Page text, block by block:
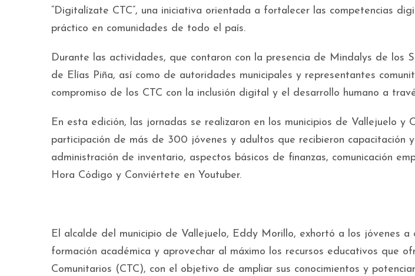
“Digitalízate CTC”, una iniciativa orientada a fortalecer las competencias
práctico en comunidades de todo el país.
Durante las actividades, que contaron con la presencia de Mindalys de los
de Elías Piña, así como de autoridades municipales y representantes
compromiso de los CTC con la inclusión digital y el desarrollo humano a
En esta edición, las jornadas se realizaron en los municipios de Vallejuelo y
participación de más de 300 jóvenes y adultos que recibieron capacitación
administración de inventario, aspectos básicos de finanzas, comunicación
Hora Código y Conviértete en Youtuber.
El alcalde del municipio de Vallejuelo, Eddy Morillo, exhortó a los jóvenes a
formación académica y aprovechar al máximo los recursos educativos que
Comunitarios (CTC), con el objetivo de ampliar sus conocimientos y